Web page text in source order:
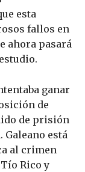
esta
fallos en
ahora pasará
ganar
de
de prisión
está
al crimen
Rico y